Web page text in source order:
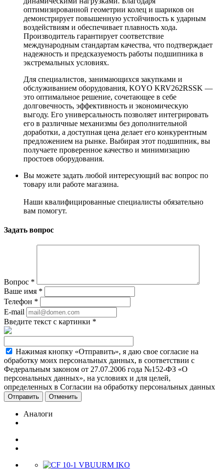
оптимизированной геометрии колец и шариков он
демонстрирует повышенную устойчивость к ударным
воздействиям и обеспечивает плавность хода.
Производитель гарантирует соответствие
международным стандартам качества, что подтверждает
надежность и предсказуемость работы подшипника в
экстремальных условиях.
Для специалистов, занимающихся закупками и
обслуживанием оборудования, KOYO KRV262RSSK —
это оптимальное решение, сочетающее в себе
долговечность, эффективность и экономическую
выгоду. Его универсальность позволяет интегрировать
его в различные механизмы без дополнительной
доработки, а доступная цена делает его конкурентным
предложением на рынке. Выбирая этот подшипник, вы
получаете проверенное качество и минимизацию
простоев оборудования.
Вы можете задать любой интересующий вас вопрос по
товару или работе магазина.
Наши квалифицированные специалисты обязательно
вам помогут.
Задать вопрос
Вопрос *
Ваше имя *
Телефон *
E-mail
Введите текст с картинки *
Нажимая кнопку «Отправить», я даю свое согласие на
обработку моих персональных данных, в соответствии с
Федеральным законом от 27.07.2006 года №152-ФЗ «О
персональных данных», на условиях и для целей,
определенных в Согласии на обработку персональных данных
Отменить
Аналоги